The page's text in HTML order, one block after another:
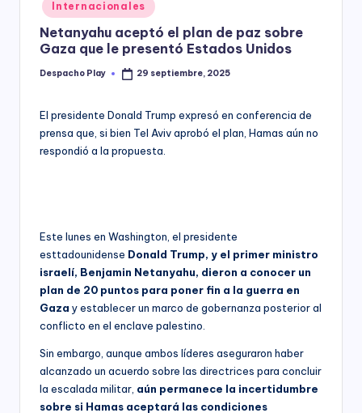
y
in
Internacionales
Netanyahu aceptó el plan de paz sobre
Gaza que le presentó Estados Unidos
Posted
Despacho Play 29 septiembre, 2025
El presidente Donald Trump expresó en conferencia de
prensa que, si bien Tel Aviv aprobó el plan, Hamas aún no
respondió a la propuesta.
Este lunes en Washington, el presidente
esttadounidense Donald Trump, y el primer ministro
israelí, Benjamin Netanyahu, dieron a conocer un
plan de 20 puntos para poner fin a la guerra en
Gaza y establecer un marco de gobernanza posterior al
conflicto en el enclave palestino.
Sin embargo, aunque ambos líderes aseguraron haber
alcanzado un acuerdo sobre las directrices para concluir
la escalada militar, aún permanece la incertidumbre
sobre si Hamas aceptará las condiciones